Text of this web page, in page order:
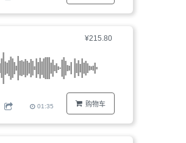
¥215.80
购物车
01:35